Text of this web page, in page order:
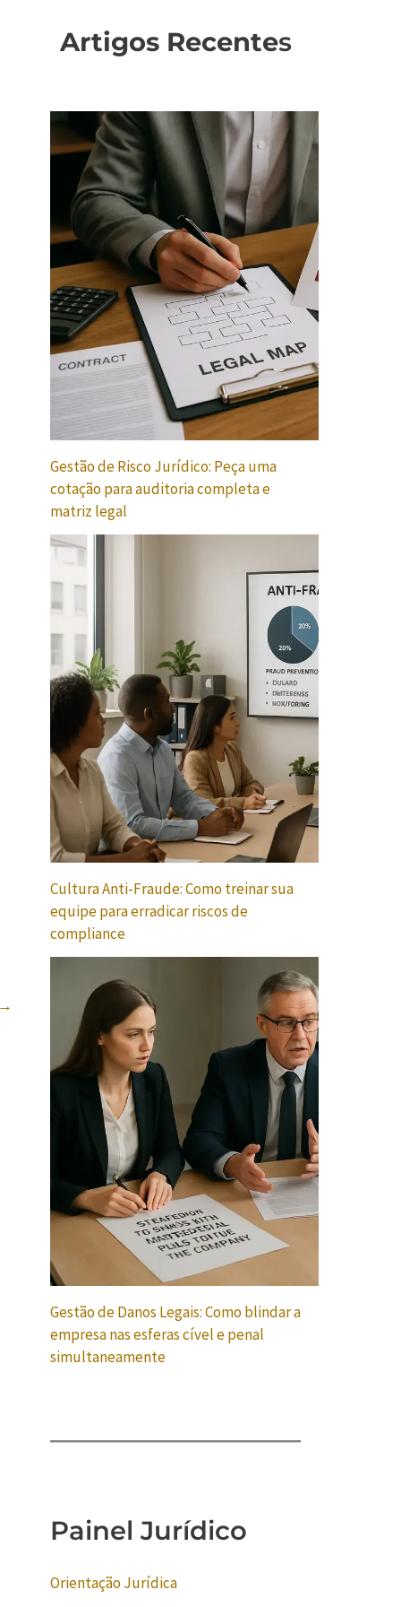
→
Artigos Recentes
Gestão de Risco Jurídico: Peça uma
cotação para auditoria completa e
matriz legal
Cultura Anti-Fraude: Como treinar sua
equipe para erradicar riscos de
compliance
Gestão de Danos Legais: Como blindar a
empresa nas esferas cível e penal
simultaneamente
Painel Jurídico
Orientação Jurídica